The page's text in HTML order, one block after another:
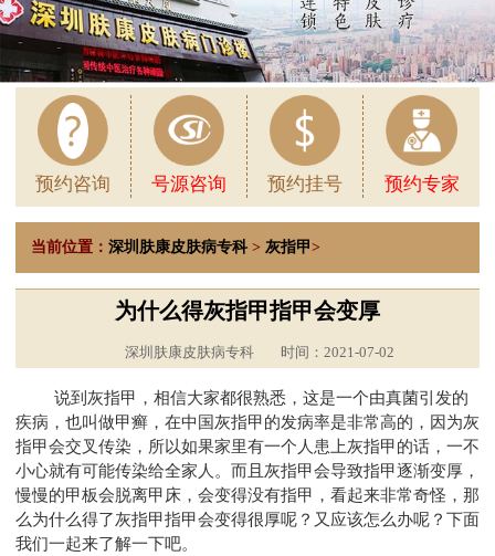
预约咨询 号源咨询 预约挂号 预约专家
当前位置： 深圳肤康皮肤病专科 > 灰指甲>
为什么得灰指甲指甲会变厚
深圳肤康皮肤病专科 时间：2021-07-02
说到灰指甲，相信大家都很熟悉，这是一个由真菌引发的
疾病，也叫做甲癣，在中国灰指甲的发病率是非常高的，因为灰
指甲会交叉传染，所以如果家里有一个人患上灰指甲的话，一不
小心就有可能传染给全家人。而且灰指甲会导致指甲逐渐变厚，
慢慢的甲板会脱离甲床，会变得没有指甲，看起来非常奇怪，那
么为什么得了灰指甲指甲会变得很厚呢？又应该怎么办呢？下面
我们一起来了解一下吧。